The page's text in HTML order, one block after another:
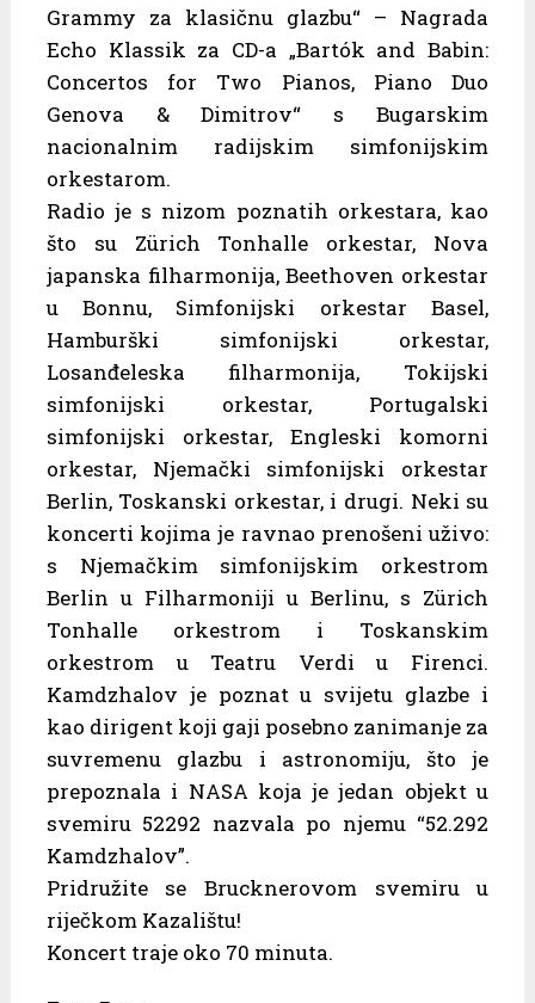
Grammy za klasičnu glazbu“ – Nagrada
Echo Klassik za CD-a „Bartók and Babin:
Concertos for Two Pianos, Piano Duo
Genova & Dimitrov“ s Bugarskim
nacionalnim radijskim simfonijskim
orkestarom.
Radio je s nizom poznatih orkestara, kao
što su Zürich Tonhalle orkestar, Nova
japanska filharmonija, Beethoven orkestar
u Bonnu, Simfonijski orkestar Basel,
Hamburški simfonijski orkestar,
Losanđeleska filharmonija, Tokijski
simfonijski orkestar, Portugalski
simfonijski orkestar, Engleski komorni
orkestar, Njemački simfonijski orkestar
Berlin, Toskanski orkestar, i drugi. Neki su
koncerti kojima je ravnao prenošeni uživo:
s Njemačkim simfonijskim orkestrom
Berlin u Filharmoniji u Berlinu, s Zürich
Tonhalle orkestrom i Toskanskim
orkestrom u Teatru Verdi u Firenci.
Kamdzhalov je poznat u svijetu glazbe i
kao dirigent koji gaji posebno zanimanje za
suvremenu glazbu i astronomiju, što je
prepoznala i NASA koja je jedan objekt u
svemiru 52292 nazvala po njemu “52.292
Kamdzhalov”.
Pridružite se Brucknerovom svemiru u
riječkom Kazalištu!
Koncert traje oko 70 minuta.